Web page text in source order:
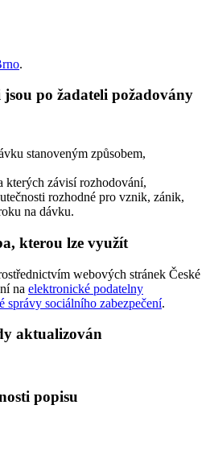
.
po žadateli požadovány
stanoveným způsobem,
kterých závisí rozhodování,
rozhodné pro vznik, zánik,
na dávku.
kterou lze využít
webových stránek České
na elektronické podatelny
sociálního zabezpečení.
aktualizován
popisu